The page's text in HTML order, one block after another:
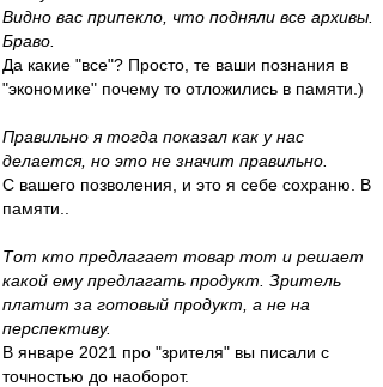
Видно вас припекло, что подняли все архивы.
Браво.
Да какие "все"? Просто, те ваши познания в
"экономике" почему то отложились в памяти.)
Правильно я тогда показал как у нас
делается, но это не значит правильно.
С вашего позволения, и это я себе сохраню. В
памяти..
Тот кто предлагает товар тот и решает
какой ему предлагать продукт. Зритель
платит за готовый продукт, а не на
перспективу.
В январе 2021 про "зрителя" вы писали с
точностью до наоборот.